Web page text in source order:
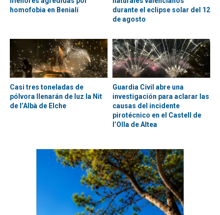
homofobia en Benialí
durante el eclipse solar del 12
de agosto
Casi tres toneladas de
pólvora llenarán de luz la Nit
de l’Albà de Elche
Guardia Civil abre una
investigación para aclarar las
causas del incidente
pirotécnico en el Castell de
l’Olla de Altea